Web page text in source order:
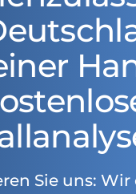
Sie uns: Wir